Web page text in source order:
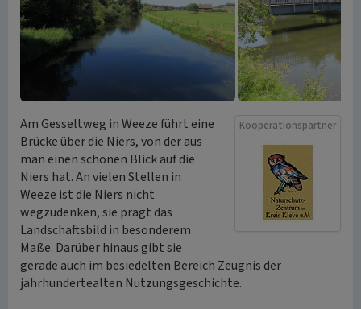
Kooperationspartner
Am Gesseltweg in Weeze führt eine
Brücke über die Niers, von der aus
man einen schönen Blick auf die
Niers hat. An vielen Stellen in
Weeze ist die Niers nicht
wegzudenken, sie prägt das
Landschaftsbild in besonderem
Maße. Darüber hinaus gibt sie
gerade auch im besiedelten Bereich Zeugnis der
jahrhundertealten Nutzungsgeschichte.